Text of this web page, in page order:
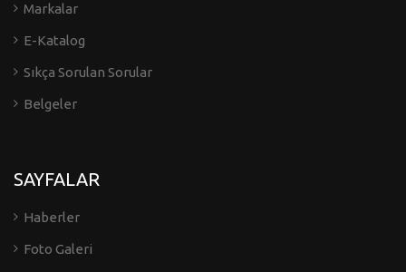
Markalar
E-Katalog
Sıkça Sorulan Sorular
Belgeler
SAYFALAR
Haberler
Foto Galeri